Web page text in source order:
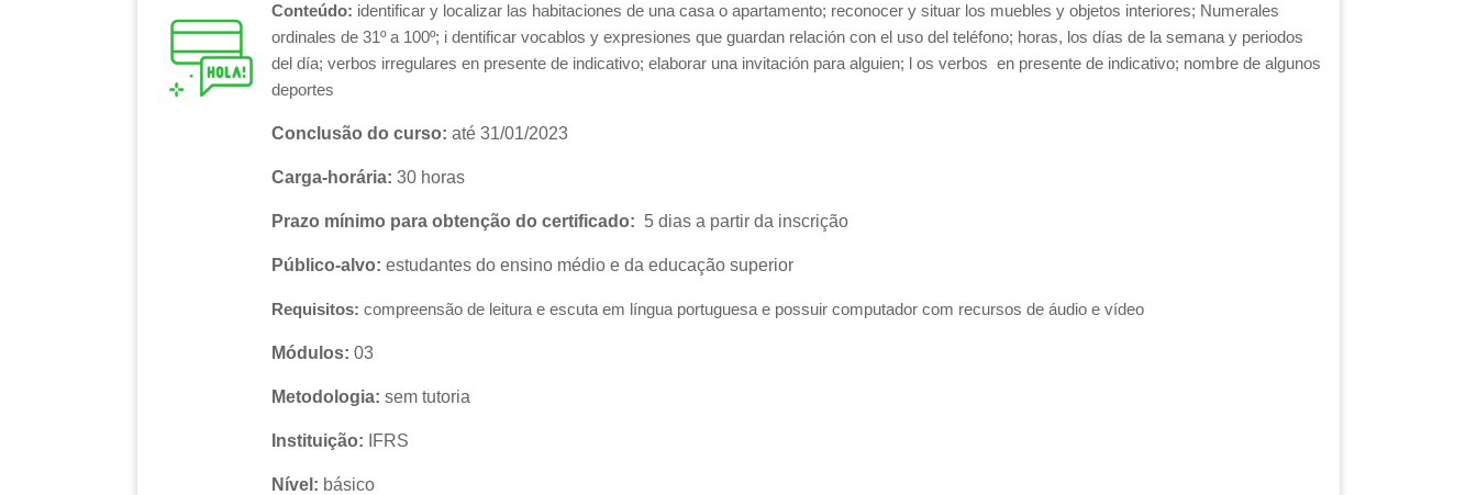
Conteúdo: identificar y localizar las habitaciones de una casa o apartamento; reconocer y situar los muebles y objetos interiores; Numerales
ordinales de 31º a 100º; i dentificar vocablos y expresiones que guardan relación con el uso del teléfono; horas, los días de la semana y periodos
del día; verbos irregulares en presente de indicativo; elaborar una invitación para alguien; l os verbos en presente de indicativo; nombre de algunos
deportes
Conclusão do curso: até 31/01/2023
Carga-horária: 30 horas
Prazo mínimo para obtenção do certificado: 5 dias a partir da inscrição
Público-alvo: estudantes do ensino médio e da educação superior
Requisitos: compreensão de leitura e escuta em língua portuguesa e possuir computador com recursos de áudio e vídeo
Módulos: 03
Metodologia: sem tutoria
Instituição: IFRS
Nível: básico